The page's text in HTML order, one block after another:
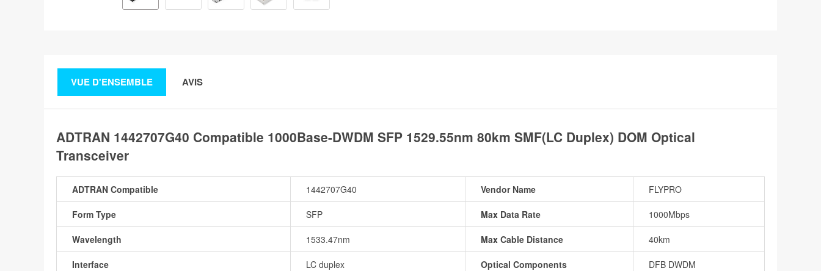
VUE D'ENSEMBLE AVIS
ADTRAN 1442707G40 Compatible 1000Base-DWDM SFP 1529.55nm 80km SMF(LC Duplex) DOM Optical
Transceiver
ADTRAN Compatible 1442707G40 Vendor Name FLYPRO
Form Type SFP Max Data Rate 1000Mbps
Wavelength 1533.47nm Max Cable Distance 40km
Interface LC duplex Optical Components DFB DWDM